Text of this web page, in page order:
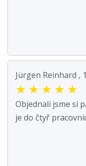
Jürgen Reinhard ,
★ ★ ★ ★ ★
Objednali jsme si
je do čtyř